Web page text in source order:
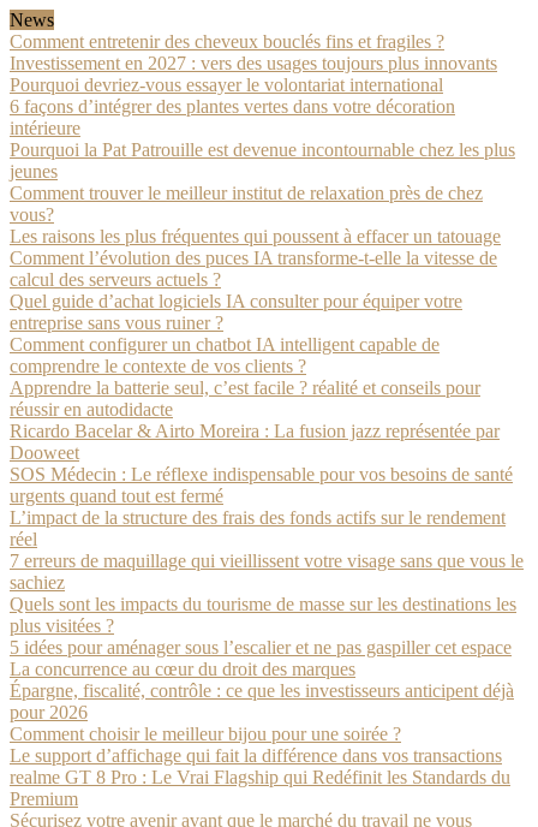
News
Comment entretenir des cheveux bouclés fins et fragiles ?
Investissement en 2027 : vers des usages toujours plus innovants
Pourquoi devriez-vous essayer le volontariat international
6 façons d’intégrer des plantes vertes dans votre décoration
intérieure
Pourquoi la Pat Patrouille est devenue incontournable chez les plus
jeunes
Comment trouver le meilleur institut de relaxation près de chez
vous?
Les raisons les plus fréquentes qui poussent à effacer un tatouage
Comment l’évolution des puces IA transforme-t-elle la vitesse de
calcul des serveurs actuels ?
Quel guide d’achat logiciels IA consulter pour équiper votre
entreprise sans vous ruiner ?
Comment configurer un chatbot IA intelligent capable de
comprendre le contexte de vos clients ?
Apprendre la batterie seul, c’est facile ? réalité et conseils pour
réussir en autodidacte
Ricardo Bacelar & Airto Moreira : La fusion jazz représentée par
Dooweet
SOS Médecin : Le réflexe indispensable pour vos besoins de santé
urgents quand tout est fermé
L’impact de la structure des frais des fonds actifs sur le rendement
réel
7 erreurs de maquillage qui vieillissent votre visage sans que vous le
sachiez
Quels sont les impacts du tourisme de masse sur les destinations les
plus visitées ?
5 idées pour aménager sous l’escalier et ne pas gaspiller cet espace
La concurrence au cœur du droit des marques
Épargne, fiscalité, contrôle : ce que les investisseurs anticipent déjà
pour 2026
Comment choisir le meilleur bijou pour une soirée ?
Le support d’affichage qui fait la différence dans vos transactions
realme GT 8 Pro : Le Vrai Flagship qui Redéfinit les Standards du
Premium
Sécurisez votre avenir avant que le marché du travail ne vous